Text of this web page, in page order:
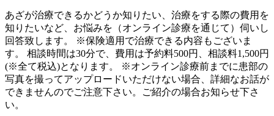
あざが治療できるかどうか知りたい、治療をする際の費用を
知りたいなど、お悩みを（オンライン診療を通じて）伺いし
回答致します。 ※保険適用で治療できる内容もございま
す。 相談時間は30分で、費用は予約料500円、相談料1,500円
(※全て税込)となります。 ※オンライン診療前までに患部の
写真を撮ってアップロードいただけない場合、詳細なお話が
できませんのでご注意下さい。ご紹介の場合お知らせ下さ
い。